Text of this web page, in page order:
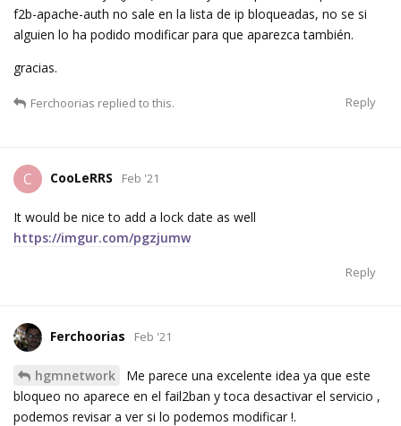
f2b-apache-auth no sale en la lista de ip bloqueadas, no se si
alguien lo ha podido modificar para que aparezca también.
gracias.
Reply
Ferchoorias replied to this.
C CooLeRRS Feb '21
It would be nice to add a lock date as well
https://imgur.com/pgzjumw
Reply
Ferchoorias Feb '21
hgmnetwork
Me parece una excelente idea ya que este
bloqueo no aparece en el fail2ban y toca desactivar el servicio ,
podemos revisar a ver si lo podemos modificar !.